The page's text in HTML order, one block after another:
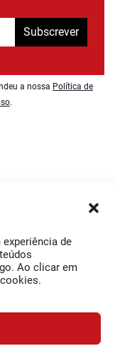
de
Ao clicar em
Subscrever
a nossa Política de
.
da Bairrada